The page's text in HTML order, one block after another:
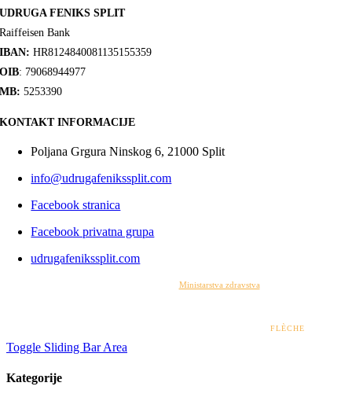
UDRUGA FENIKS SPLIT
Raiffeisen Bank
IBAN: HR8124840081135155359
OIB: 79068944977
MB: 5253390
KONTAKT INFORMACIJE
Poljana Grgura Ninskog 6, 21000 Split
info@udrugafenikssplit.com
Facebook stranica
Facebook privatna grupa
udrugafenikssplit.com
Ministarstva zdravstva
FLÈCHE
Toggle Sliding Bar Area
Kategorije